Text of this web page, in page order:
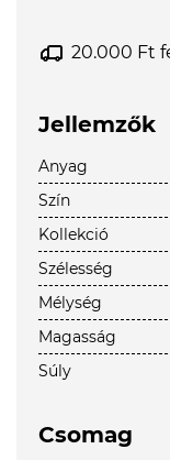
20.000 Ft
Jellemzők
Anyag
Szín
Kollekció
Szélesség
Mélység
Magasság
Súly
Csomag